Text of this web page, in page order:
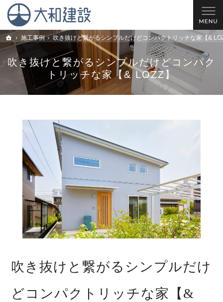
トップ
施工事例 吹き抜けと繋がるシンプルだけどコンパクトリッチな家【&
吹き抜けと繋がるシンプルだけどコンパク
トリッチな家【& LOZZ】
理想の住宅を建てるお手伝い。西尾市・安城市・岡崎市の新築戸建てやリフォームのこと
西尾市の工務店 大和建設｜安城市・岡崎市の新築戸建てやリフォームならお任せ
吹き抜けと繋がるシンプルだけ
どコンパクトリッチな家【&